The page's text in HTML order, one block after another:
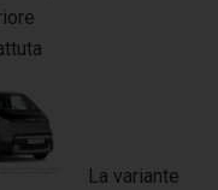
La variante